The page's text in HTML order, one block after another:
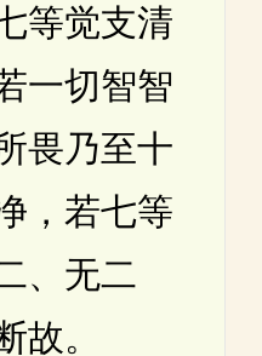
等觉支清
一切智智
畏乃至十
，若七等
、无二
故。